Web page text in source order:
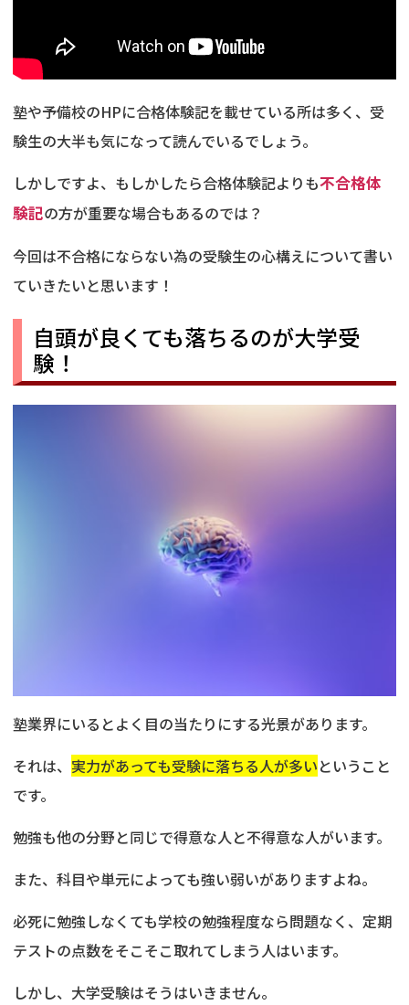
塾や予備校のHPに合格体験記を載せている所は多く、受
験生の大半も気になって読んでいるでしょう。
しかしですよ、もしかしたら合格体験記よりも不合格体
験記の方が重要な場合もあるのでは？
今回は不合格にならない為の受験生の心構えについて書い
ていきたいと思います！
自頭が良くても落ちるのが大学受
験！
塾業界にいるとよく目の当たりにする光景があります。
それは、 実力があっても受験に落ちる人が多いということ
です。
勉強も他の分野と同じで得意な人と不得意な人がいます。
また、科目や単元によっても強い弱いがありますよね。
必死に勉強しなくても学校の勉強程度なら問題なく、定期
テストの点数をそこそこ取れてしまう人はいます。
しかし、大学受験はそうはいきません。